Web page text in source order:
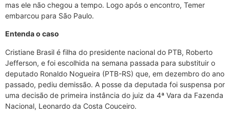
mas ele não chegou a tempo. Logo após o encontro, Temer
embarcou para São Paulo.
Entenda o caso
Cristiane Brasil é filha do presidente nacional do PTB, Roberto
Jefferson, e foi escolhida na semana passada para substituir o
deputado Ronaldo Nogueira (PTB-RS) que, em dezembro do ano
passado, pediu demissão. A posse da deputada foi suspensa por
uma decisão de primeira instância do juiz da 4ª Vara da Fazenda
Nacional, Leonardo da Costa Couceiro.